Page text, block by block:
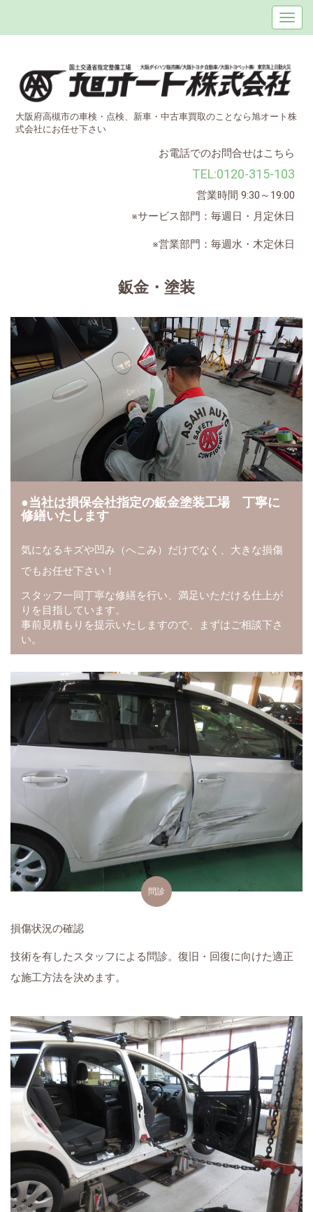
大阪府高槻市の車検・点検、新車・中古車買取のことなら旭オート株
式会社にお任せ下さい
お電話でのお問合せはこちら
TEL:0120-315-103
営業時間 9:30～19:00
※サービス部門：毎週日・月定休日
※営業部門：毎週水・木定休日
鈑金・塗装
当社は損保会社指定の鈑金塗装工場 丁寧に
修繕いたします
気になるキズや凹み（へこみ）だけでなく、大きな損傷
でもお任せ下さい！
スタッフ一同丁寧な修繕を行い、満足いただける仕上が
りを目指しています。
事前見積もりを提示いたしますので、まずはご相談下さ
い。
問診
損傷状況の確認
技術を有したスタッフによる問診。復旧・回復に向けた適正
な施工方法を決めます。